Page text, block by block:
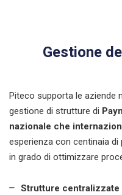
Gestione
Piteco supporta le aziende
gestione di strutture di P
nazionale che
esperienza con centinaia di
in grado di ottimizzare
Strutture centralizzate